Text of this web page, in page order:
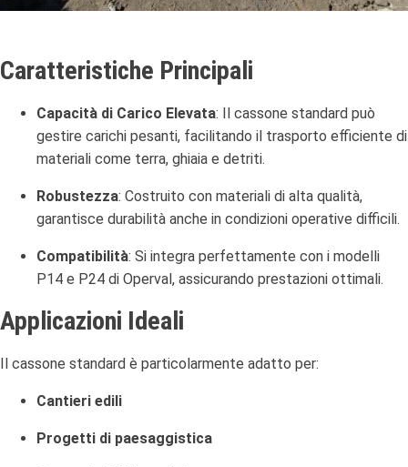
Caratteristiche Principali
Capacità di Carico Elevata: Il cassone standard può
gestire carichi pesanti, facilitando il trasporto efficiente di
materiali come terra, ghiaia e detriti.
Robustezza: Costruito con materiali di alta qualità,
garantisce durabilità anche in condizioni operative difficili.
Compatibilità: Si integra perfettamente con i modelli
P14 e P24 di Operval, assicurando prestazioni ottimali.
Applicazioni Ideali
Il cassone standard è particolarmente adatto per:
Cantieri edili
Progetti di paesaggistica